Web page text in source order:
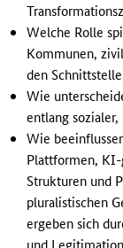
Welche Rolle
Kommunen,
den
Wie
entlang
Wie
Plattformen, KI-
Strukturen und
pluralistischen
ergeben sich
und